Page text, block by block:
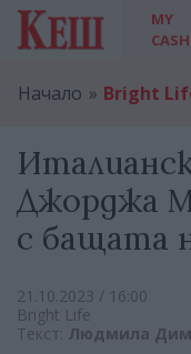
MY
CASH
Начало Bright
Джорджа
с бащата
21.10.2023 / 16:00
Bright Life
Текст: Людмила